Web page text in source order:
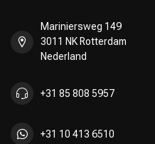
Mariniersweg 149
3011 NK Rotterdam
Nederland
+31 85 808 5957
+31 10 413 6510